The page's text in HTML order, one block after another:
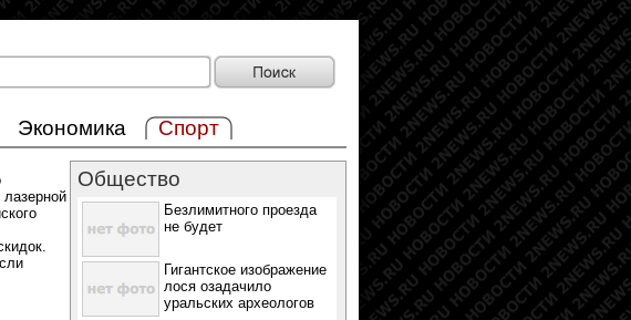
Экономика
Спорт
Общество
Безлимитного проезда
не будет
Гигантское изображение
лося озадачило
уральских археологов